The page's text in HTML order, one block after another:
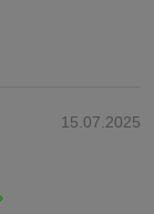
15.07.2025